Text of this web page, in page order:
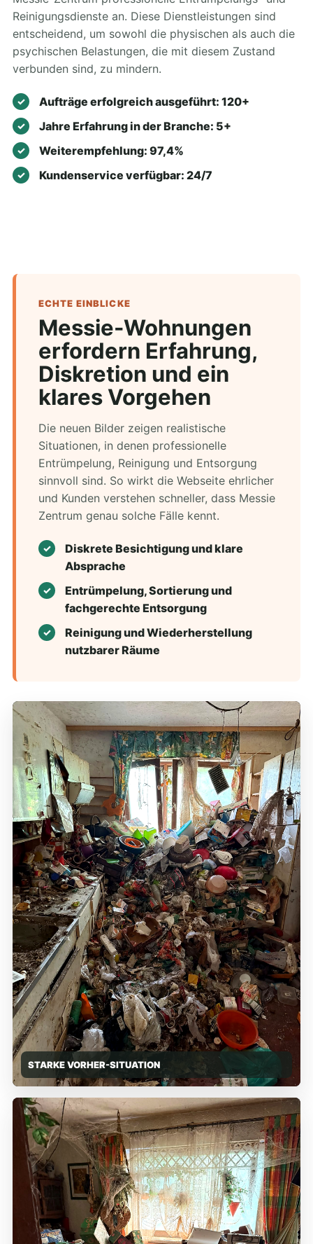
Reinigungsdienste an. Diese Dienstleistungen sind
entscheidend, um sowohl die physischen als auch die
psychischen Belastungen, die mit diesem Zustand
verbunden sind, zu mindern.
Aufträge erfolgreich ausgeführt: 120+
Jahre Erfahrung in der Branche: 5+
Weiterempfehlung: 97,4%
Kundenservice verfügbar: 24/7
ECHTE EINBLICKE
Messie-Wohnungen
erfordern Erfahrung,
Diskretion und ein
klares Vorgehen
Die neuen Bilder zeigen realistische
Situationen, in denen professionelle
Entrümpelung, Reinigung und Entsorgung
sinnvoll sind. So wirkt die Webseite ehrlicher
und Kunden verstehen schneller, dass Messie
Zentrum genau solche Fälle kennt.
Diskrete Besichtigung und klare
Absprache
Entrümpelung, Sortierung und
fachgerechte Entsorgung
Reinigung und Wiederherstellung
nutzbarer Räume
STARKE VORHER-SITUATION